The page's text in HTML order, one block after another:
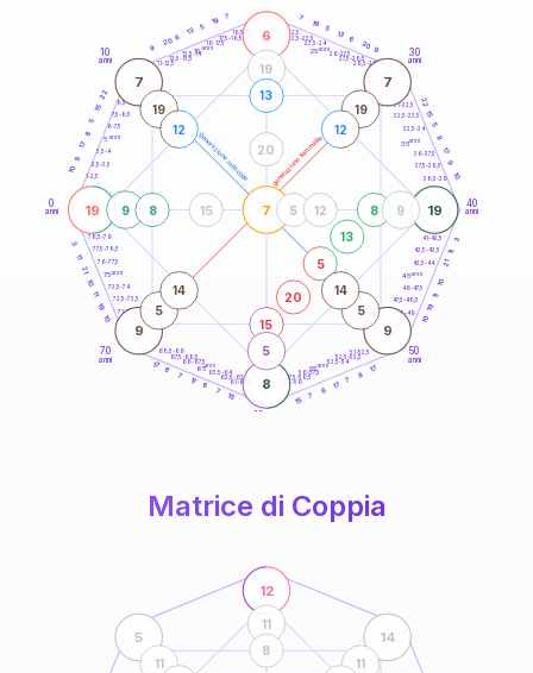
generazione maschile generazione femminile
0
anni
10
anni
30
anni
40
anni
50
anni
60
70
anni
1-2,5
2,5-3,5
3,5-4
6-7,5
7,5-8,5
8,5-9
11-12,5
12,5-13,5
13,5-14
16-17,5
17,5-18,5
18,5-19 21-22,5
22,5-23,5
23,5-24
26-27,5
27,5-28,5
28,5-29
31-32,5
32,5-33,5
33,5-34
36-37,5
37,5-38,5
38,5-39
41-42,5
42,5-43,5
43,5-44
46-47,5
47,5-48,5
48,5-49
51-52,5
52,5-53,5
53,5-54
56-57,5
57,5-58,5
58,5-59
61-62,5
62,5-63,5
63,5-64
66-67,5
67,5-68,5
68,5-69
71-72,5
72,5-73,5
73,5-74
76-77,5
77,5-78,5
78,5-79
10
9
17
8
5
15
22
9
20
6
13
5
19 7 7
19 5
13
6
20
9
22
15
5
8
17
9
10
3
11
21
10
11
19
10
17
8
7
17
6
7
15
15
7
6
17
7
8
17
10
19
11
10
21
11
3
19
6
19
8
7
7 7
9 9
15
20
5
13
8
9
19
9
5
8
13
5 12
15
20
19
12
19
12
5
14
5
14
5anni
15 anni 25anni
35anni
45anni
55anni
65anni
75anni
Matrice di Coppia
12
5 14
11
8
11 11